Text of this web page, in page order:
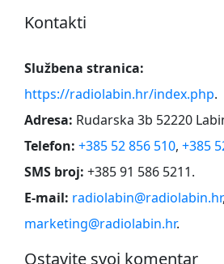
Kontakti
Službena stranica:
https://radiolabin.hr/index.php.
Adresa: Rudarska 3b 52220
Telefon: +385 52 856 510, +385
SMS broj: +385 91 586 5211.
E-mail: radiolabin@radiolabin.hr,
marketing@radiolabin.hr.
Ostavite svoj komentar